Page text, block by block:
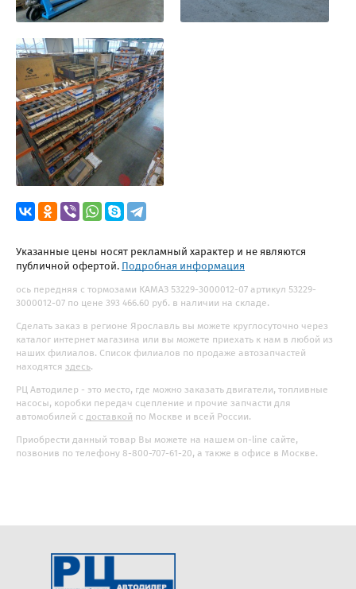
Указанные цены носят рекламный характер и не являются
публичной офертой. Подробная информация
ось передняя с тормозами КАМАЗ 53229-3000012-07 артикул 53229-
3000012-07 по цене 393 466.60 руб. в наличии на складе.
Сделать заказ в регионе Ярославль вы можете круглосуточно через
каталог интернет магазина или вы можете приехать к нам в любой из
наших филиалов. Список филиалов по продаже автозапчастей
находятся здесь.
РЦ Автодилер - это место, где можно заказать двигатели, топливные
насосы, коробки передач сцепление и прочие запчасти для
автомобилей с доставкой по Москве и всей России.
Приобрести данный товар Вы можете на нашем on-line сайте,
позвонив по телефону 8-800-707-61-20, а также в офисе в Москве.